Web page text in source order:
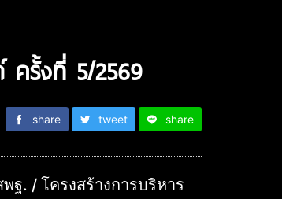
รั้งที่ 5/2569
share tweet share
พฐ. / โครงสร้างการบริหาร